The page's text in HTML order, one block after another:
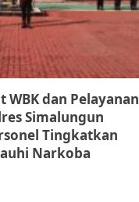
WBK dan Pelayanan
Simalungun
Tingkatkan
Narkoba